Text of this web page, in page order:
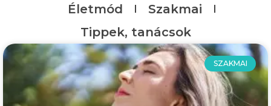
Életmód
Szakmai
Tippek, tanácsok
SZAKMAI